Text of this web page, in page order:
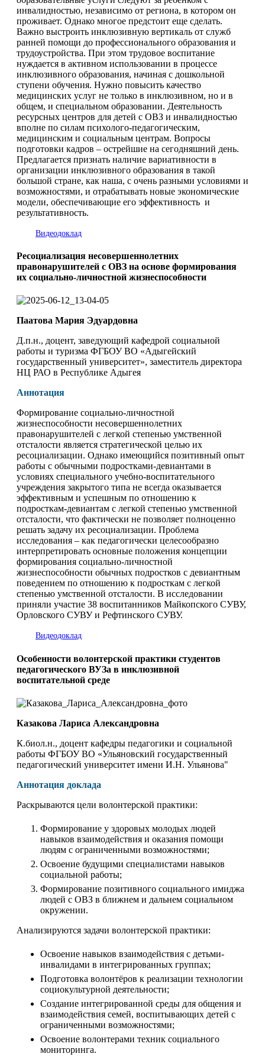
инвалидностью, независимо от региона, в котором он
проживает. Однако многое предстоит еще сделать.
Важно выстроить инклюзивную вертикаль от служб
ранней помощи до профессионального образования и
трудоустройства. При этом трудовое воспитание
нуждается в активном использовании в процессе
инклюзивного образования, начиная с дошкольной
ступени обучения. Нужно повысить качество
медицинских услуг не только в инклюзивном, но и в
общем, и специальном образовании. Деятельность
ресурсных центров для детей с ОВЗ и инвалидностью
вполне по силам психолого-педагогическим,
медицинским и социальным центрам. Вопросы
подготовки кадров – острейшие на сегодняшний день.
Предлагается признать наличие вариативности в
организации инклюзивного образования в такой
большой стране, как наша, с очень разными условиями и
возможностями, и отрабатывать новые экономические
модели, обеспечивающие его эффективность и
результативность.
Видеодоклад
Ресоциализация несовершеннолетних
правонарушителей с ОВЗ на основе формирования
их социально-личностной жизнеспособности
Паатова Мария Эдуардовна
Д.п.н., доцент, заведующий кафедрой социальной
работы и туризма ФГБОУ ВО «Адыгейский
государственный университет», заместитель директора
НЦ РАО в Республике Адыгея
Аннотация
Формирование социально-личностной
жизнеспособности несовершеннолетних
правонарушителей с легкой степенью умственной
отсталости является стратегической целью их
ресоциализации. Однако имеющийся позитивный опыт
работы с обычными подростками-девиантами в
условиях специального учебно-воспитательного
учреждения закрытого типа не всегда оказывается
эффективным и успешным по отношению к
подросткам-девиантам с легкой степенью умственной
отсталости, что фактически не позволяет полноценно
решать задачу их ресоциализации. Проблема
исследования – как педагогически целесообразно
интерпретировать основные положения концепции
формирования социально-личностной
жизнеспособности обычных подростков с девиантным
поведением по отношению к подросткам с легкой
степенью умственной отсталости. В исследовании
приняли участие 38 воспитанников Майкопского СУВУ,
Орловского СУВУ и Рефтинского СУВУ.
Видеодоклад
Особенности волонтерской практики студентов
педагогического ВУЗа в инклюзивной
воспитательной среде
Казакова Лариса Александровна
К.биол.н., доцент кафедры педагогики и социальной
работы ФГБОУ ВО «Ульяновский государственный
педагогический университет имени И.Н. Ульянова"
Аннотация доклада
Раскрываются цели волонтерской практики:
Формирование у здоровых молодых людей
навыков взаимодействия и оказания помощи
людям с ограниченными возможностями;
Освоение будущими специалистами навыков
социальной работы;
Формирование позитивного социального имиджа
людей с ОВЗ в ближнем и дальнем социальном
окружении.
Анализируются задачи волонтерской практики:
Освоение навыков взаимодействия с детьми-
инвалидами в интегрированных группах;
Подготовка волонтёров к реализации технологии
социокультурной деятельности;
Создание интегрированной среды для общения и
взаимодействия семей, воспитывающих детей с
ограниченными возможностями;
Освоение волонтерами техник социального
мониторинга.